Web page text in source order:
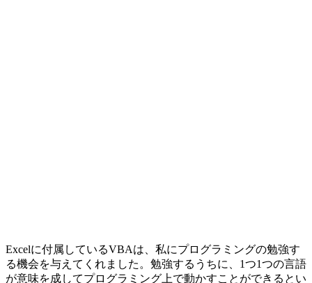
Excelに付属しているVBAは、私にプログラミングの勉強す
る機会を与えてくれました。勉強するうちに、1つ1つの言語
が意味を成してプログラミング上で動かすことができるとい